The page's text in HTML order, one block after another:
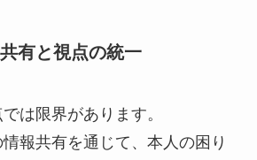
有と視点の統一
は限界があります。
報共有を通じて、本人の困り